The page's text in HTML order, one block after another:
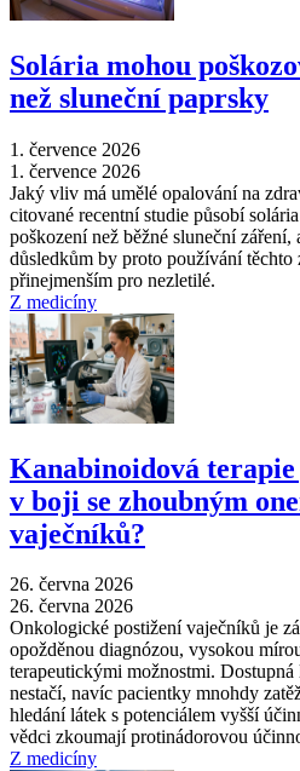
Solária mohou
než sluneční paprsky
1. července 2026
1. července 2026
Jaký vliv má umělé opalování na
citované recentní studie působí
poškození než běžné sluneční
důsledkům by proto používání těchto
přinejmenším pro nezletilé.
Z medicíny
Kanabinoidová
v boji se zhoubným
vaječníků?
26. června 2026
26. června 2026
Onkologické postižení vaječníků je
opožděnou diagnózou, vysokou
terapeutickými možnostmi.
nestačí, navíc pacientky mnohdy
hledání látek s potenciálem vyšší
vědci zkoumají protinádorovou
Z medicíny